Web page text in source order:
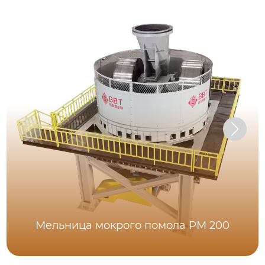
Мельница мокрого помола PM 200